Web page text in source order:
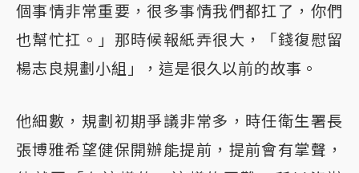
個事情非常重要，很多事情我們都扛了，你們
也幫忙扛。」那時候報紙弄很大，「錢復慰留
楊志良規劃小組」，這是很久以前的故事。
他細數，規劃初期爭議非常多，時任衛生署長
張博雅希望健保開辦能提前，提前會有掌聲，